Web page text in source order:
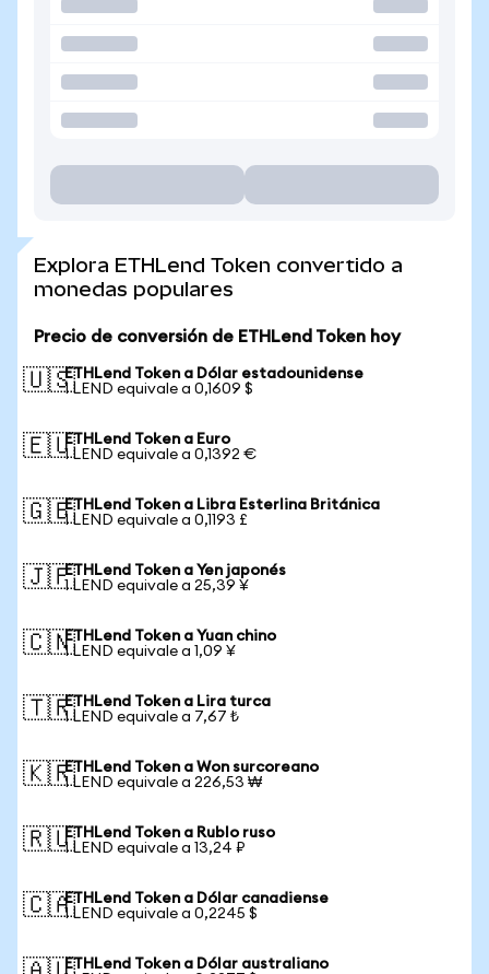
Explora ETHLend Token convertido a
monedas populares
Precio de conversión de ETHLend Token hoy
🇺🇸ETHLend Token a Dólar estadounidense
1 LEND equivale a 0,1609 $
🇪🇺ETHLend Token a Euro
1 LEND equivale a 0,1392 €
🇬🇧ETHLend Token a Libra Esterlina Británica
1 LEND equivale a 0,1193 £
🇯🇵ETHLend Token a Yen japonés
1 LEND equivale a 25,39 ¥
🇨🇳ETHLend Token a Yuan chino
1 LEND equivale a 1,09 ¥
🇹🇷ETHLend Token a Lira turca
1 LEND equivale a 7,67 ₺
🇰🇷ETHLend Token a Won surcoreano
1 LEND equivale a 226,53 ₩
🇷🇺ETHLend Token a Rublo ruso
1 LEND equivale a 13,24 ₽
🇨🇦ETHLend Token a Dólar canadiense
1 LEND equivale a 0,2245 $
ETHLend Token a Dólar australiano